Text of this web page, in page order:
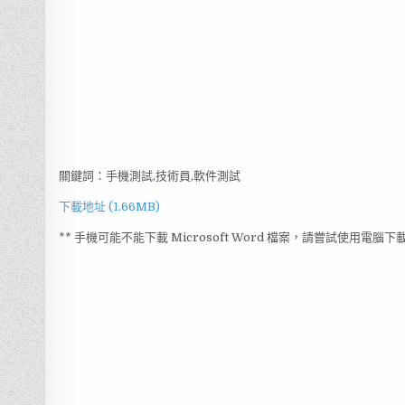
關鍵詞：手機測試,技術員,軟件測試
下載地址 (1.66MB)
** 手機可能不能下載 Microsoft Word 檔案，請嘗試使用電腦下